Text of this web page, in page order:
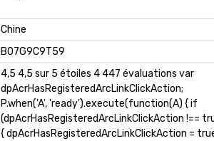
‎Chine
B07G9C9T59
4,5 4,5 sur 5 étoiles 4 447 évaluations var
dpAcrHasRegisteredArcLinkClickAction;
P.when('A', 'ready').execute(function(A) { if
(dpAcrHasRegisteredArcLinkClickAction !==
{ dpAcrHasRegisteredArcLinkClickAction =